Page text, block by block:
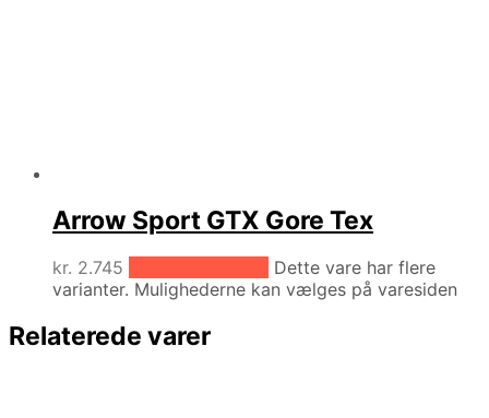
Arrow Sport GTX Gore Tex
kr. 2.745
Dette vare har flere
varianter. Mulighederne kan vælges på varesiden
Relaterede varer